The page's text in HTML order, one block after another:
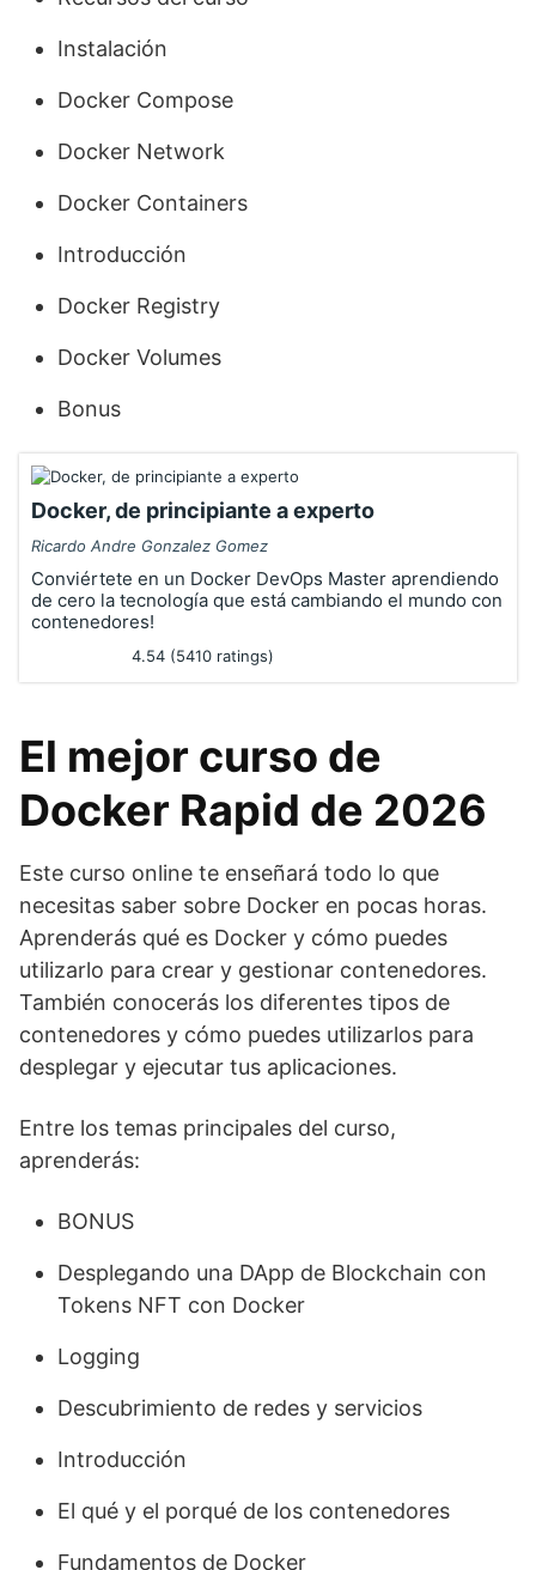
Instalación
Docker Compose
Docker Network
Docker Containers
Introducción
Docker Registry
Docker Volumes
Bonus
Docker, de principiante a experto
Ricardo Andre Gonzalez Gomez
Conviértete en un Docker DevOps Master aprendiendo
de cero la tecnología que está cambiando el mundo con
contenedores!
4.54 (5410 ratings)
El mejor curso de
Docker Rapid de 2026
Este curso online te enseñará todo lo que
necesitas saber sobre Docker en pocas horas.
Aprenderás qué es Docker y cómo puedes
utilizarlo para crear y gestionar contenedores.
También conocerás los diferentes tipos de
contenedores y cómo puedes utilizarlos para
desplegar y ejecutar tus aplicaciones.
Entre los temas principales del curso,
aprenderás:
BONUS
Desplegando una DApp de Blockchain con
Tokens NFT con Docker
Logging
Descubrimiento de redes y servicios
Introducción
El qué y el porqué de los contenedores
Fundamentos de Docker